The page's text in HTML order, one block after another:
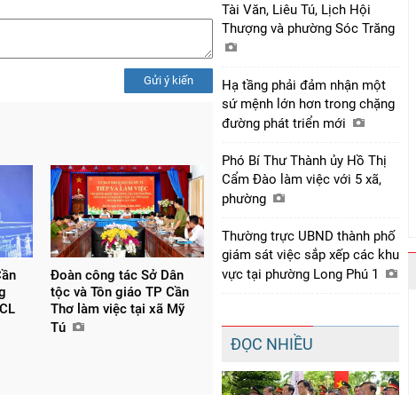
Gửi ý kiến
Đoàn công tác Sở Dân
tộc và Tôn giáo TP Cần
Thơ làm việc tại xã Mỹ
Tú
Tài Văn, Liêu Tú, Lịch Hội
Thượng và phường Sóc Trăng
Hạ tầng phải đảm nhận một
sứ mệnh lớn hơn trong chặng
đường phát triển mới
Phó Bí Thư Thành ủy Hồ Thị
Cẩm Đào làm việc với 5 xã,
phường
Thường trực UBND thành phố
giám sát việc sắp xếp các khu
vực tại phường Long Phú 1
ĐỌC NHIỀU